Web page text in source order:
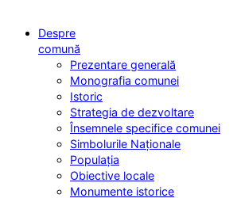
Despre
comună
Prezentare generală
Monografia comunei
Istoric
Strategia de dezvoltare
Însemnele specifice comunei
Simbolurile Naționale
Populația
Obiective locale
Monumente istorice